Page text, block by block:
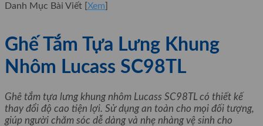
Lucass
lượng
Danh Mục Bài Viết Xem
Ghế Tắm Tựa Lưng Khung
Nhôm Lucass SC98TL
Ghê tắm tựa lưng khung nhôm Lucass SC98TL có thiết kế
thay đổi độ cao tiện lợi. Sử dụng an toàn cho mọi đối tượng,
giúp người chăm sóc dễ dàng và nhẹ nhàng vệ sinh cho